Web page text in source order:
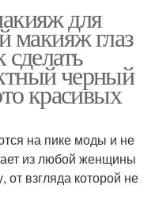
для
макияж глаз
черный
красивых
на пике моды и не
из любой женщины
от взгляда которой не